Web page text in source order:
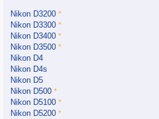
Nikon D3200 *
Nikon D3300 *
Nikon D3400 *
Nikon D3500 *
Nikon D4
Nikon D4s
Nikon D5
Nikon D500 *
Nikon D5100 *
Nikon D5200 *